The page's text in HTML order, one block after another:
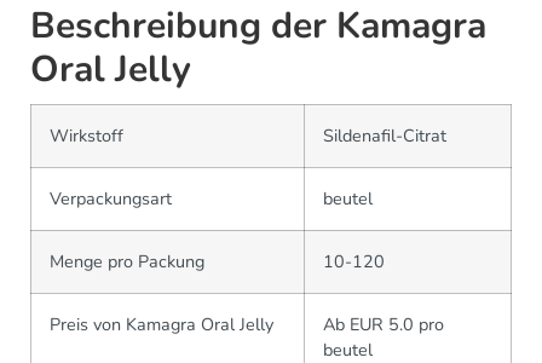
Beschreibung der Kamagra
Oral Jelly
Wirkstoff Sildenafil-Citrat
Verpackungsart beutel
Menge pro Packung 10-120
Preis von Kamagra Oral Jelly
Ab EUR 5.0 pro
beutel